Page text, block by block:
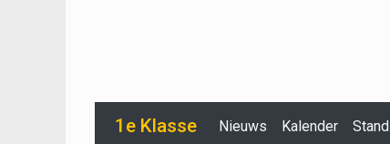
1e Klasse Nieuws Kalender Stand